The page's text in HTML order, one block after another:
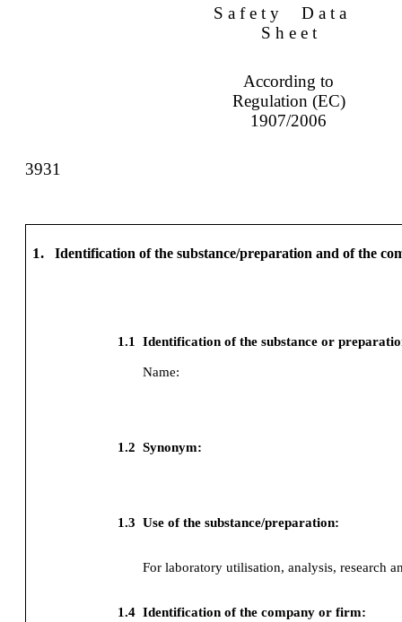
S a f e t y
D a t a
S h e e t
According to
Regulation (EC)
1907/2006
3931
1. Identification of the substance/preparation and of the
1.1 Identification of the substance or
Name:
1.2 Synonym:
1.3 Use of the substance/preparation:
For laboratory utilisation, analysis, research
1.4 Identification of the company or firm: